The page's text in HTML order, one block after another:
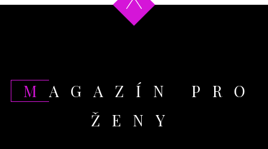
MAGAZÍN PRO
ŽENY